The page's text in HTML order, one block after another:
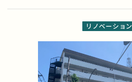
リノベーション